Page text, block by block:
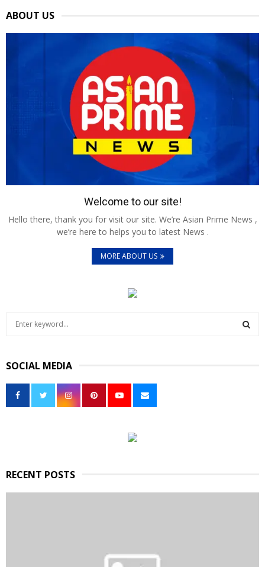
ABOUT US
Welcome to our site!
Hello there, thank you for visit our site. We’re Asian Prime News ,
we’re here to helps you to latest News .
MORE ABOUT US
c
h
o
SOCIAL MEDIA
RECENT POSTS